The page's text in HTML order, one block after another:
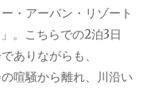
・アーバン・リゾート
」。こちらでの2泊3日
ありながらも、
喧騒から離れ、川沿い